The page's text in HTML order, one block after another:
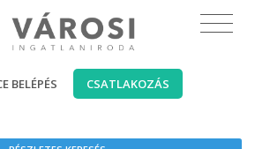
BELÉPÉS CSATLAKOZÁS